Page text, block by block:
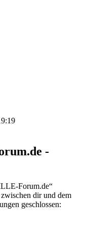
-
Forum.de“
dir und dem
geschlossen: